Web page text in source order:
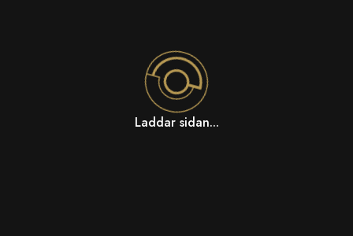
Laddar sidan...